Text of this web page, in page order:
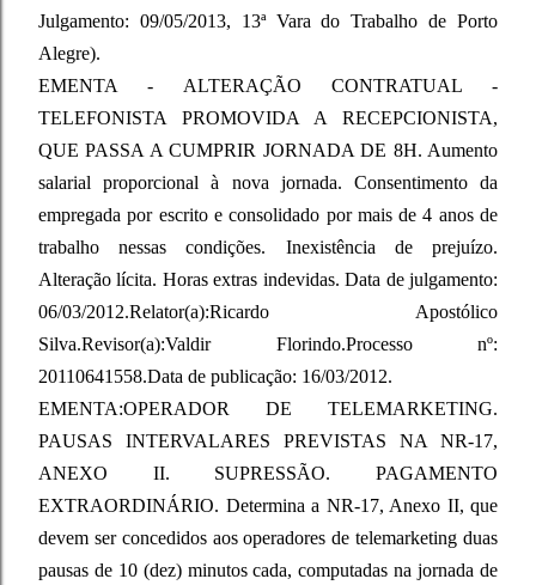
Julgamento: 09/05/2013, 13ª Vara do Trabalho de Porto
Alegre).
EMENTA - ALTERAÇÃO CONTRATUAL -
TELEFONISTA PROMOVIDA A RECEPCIONISTA,
QUE PASSA A CUMPRIR JORNADA DE 8H. Aumento
salarial proporcional à nova jornada. Consentimento da
empregada por escrito e consolidado por mais de 4 anos de
trabalho nessas condições. Inexistência de prejuízo.
Alteração lícita. Horas extras indevidas. Data de julgamento:
06/03/2012.Relator(a):Ricardo Apostólico
Silva.Revisor(a):Valdir Florindo.Processo nº:
20110641558.Data de publicação: 16/03/2012.
EMENTA:OPERADOR DE TELEMARKETING.
PAUSAS INTERVALARES PREVISTAS NA NR-17,
ANEXO II. SUPRESSÃO. PAGAMENTO
EXTRAORDINÁRIO. Determina a NR-17, Anexo II, que
devem ser concedidos aos operadores de telemarketing duas
pausas de 10 (dez) minutos cada, computadas na jornada de